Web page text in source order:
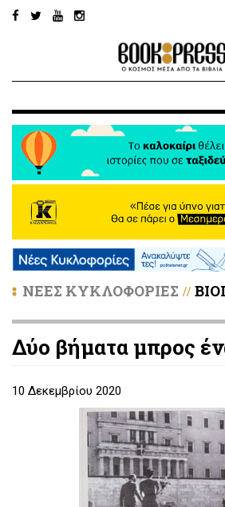
ΝΕΕΣ ΚΥΚΛΟΦΟΡΙΕΣ //
Δύο βήματα μπρος
10 Δεκεμβρίου 2020